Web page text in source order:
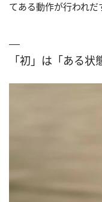
てある動作が行われだ
「初」は「ある状